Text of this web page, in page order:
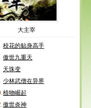
大主宰
校花的贴身高手
傲世九重天
天珠变
少林武僧在异界
植物崛起
傲世炎神